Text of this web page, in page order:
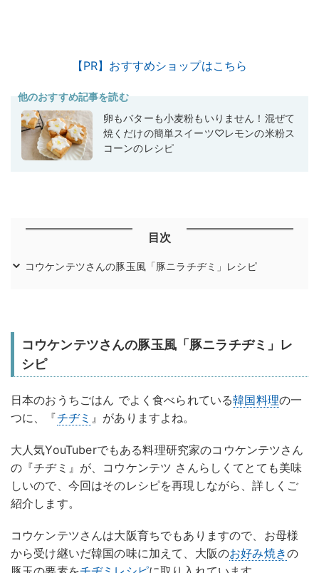
【PR】おすすめショップはこちら
他のおすすめ記事を読む
卵もバターも小麦粉もいりません！混ぜて
焼くだけの簡単スイーツ♡レモンの米粉ス
コーンのレシピ
目次
コウケンテツさんの豚玉風「豚ニラチヂミ」レシピ
コウケンテツさんの豚玉風「豚ニラチヂミ」レ
シピ
日本のおうちごはん でよく食べられている韓国料理の一
つに、『チヂミ 』がありますよね。
大人気YouTuberでもある料理研究家のコウケンテツさん
の『チヂミ』が、コウケンテツ さんらしくてとても美味
しいので、今回はそのレシピを再現しながら、詳しくご
紹介します。
コウケンテツさんは大阪育ちでもありますので、お母様
から受け継いだ韓国の味に加えて、大阪のお好み焼きの